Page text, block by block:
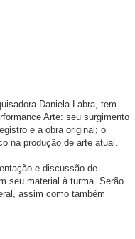
Daniela Labra, tem
Arte: seu surgimento
e a obra original; o
na produção de arte atual.
e discussão de
seu material à turma. Serão
assim como também